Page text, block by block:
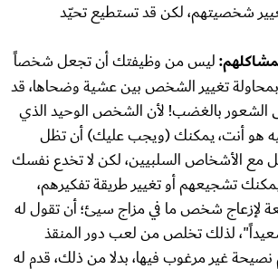
شخصيتهم، لكن قد تستطيع تحيّد
ليس من وظيفتك أن تجعل شخصاً
تغيير الشخص بين عشية وضحاها، قد
الشعور بالغضب! لأن الشخص الوحيد الذي
هو أنت، يمكنك (ويجب عليك) أن تظل
مع الأشخاص السلبيين، لكن لا تخدع نفسك
يمكنك تشجيعهم أو تغيير طريقة تفكيرهم،
لإزعاج شخص ما في مزاج سيئ؛ أن تقول له
لذلك تخلص من لعب دور المنقذ
غير مرغوب فيها، بدلا من ذلك، قدم له